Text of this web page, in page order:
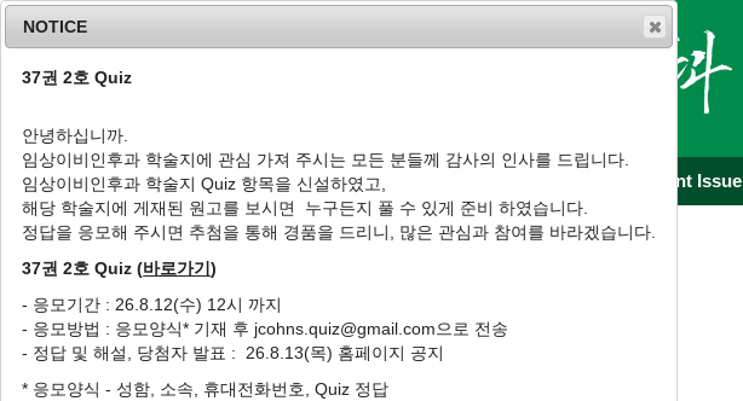
Home Journal Info Current Issue
J Clin Otolaryngol Head Neck Surg2016;27(2): 231-233
pISSN: 1225-0244, eISSN: 2713-833X
특집
후두부분절제술
정광윤
NOTICE
37권 2호 Quiz
안녕하십니까.
임상이비인후과 학술지에 관심 가져 주시는 모든 분들께 감사의 인사를 드립니다.
임상이비인후과 학술지 Quiz 항목을 신설하였고,
해당 학술지에 게재된 원고를 보시면 누구든지 풀 수 있게 준비 하였습니다.
정답을 응모해 주시면 추첨을 통해 경품을 드리니, 많은 관심과 참여를 바라겠습니다.
37권 2호 Quiz (바로가기)
- 응모기간 : 26.8.12(수) 12시 까지
- 응모방법 : 응모양식* 기재 후 jcohns.quiz@gmail.com으로 전송
- 정답 및 해설, 당첨자 발표 : 26.8.13(목) 홈페이지 공지
* 응모양식 - 성함, 소속, 휴대전화번호, Quiz 정답